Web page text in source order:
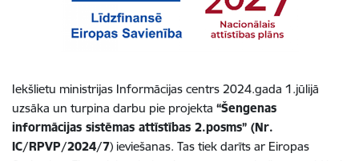
Iekšlietu ministrijas Informācijas centrs 2024.gada 1.jūlijā
uzsāka un turpina darbu pie projekta “Šengenas
informācijas sistēmas attīstības 2.posms” (Nr.
IC/RPVP/2024/7) ieviešanas. Tas tiek darīts ar Eiropas